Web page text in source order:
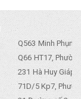
Q563 Minh
Q66 HT17,
231 Hà Huy Giáp,
71D/5 Kp7,